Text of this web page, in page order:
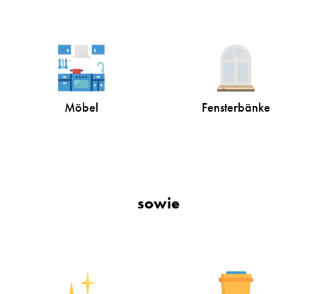
Möbel Fensterbänke
sowie